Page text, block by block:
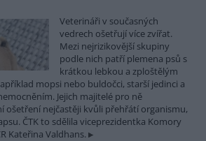
Veterináři v současných
vedrech ošetřují více zvířat.
Mezi nejrizikovější skupiny
podle nich patří plemena psů s
krátkou lebkou a zploštělým
mopsi nebo buldočci, starší jedinci a
Jejich majitelé pro ně
ošetření nejčastěji kvůli přehřátí organismu,
ČTK to sdělila viceprezidentka Komory
Kateřina Valdhans.